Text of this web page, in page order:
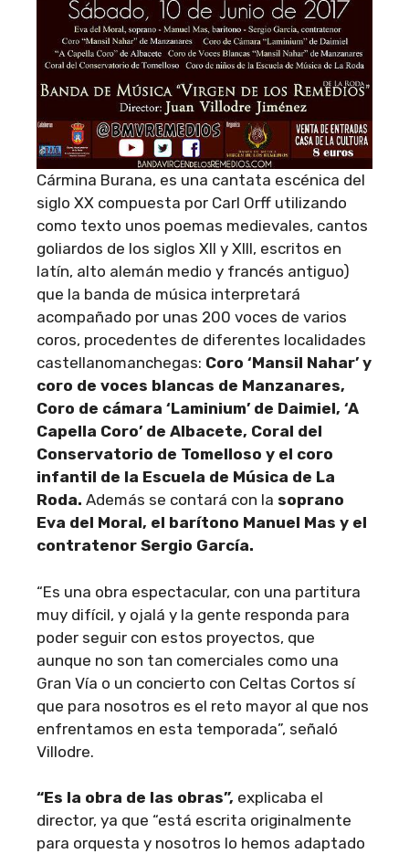
Cármina Burana, es una cantata escénica del
siglo XX compuesta por Carl Orff utilizando
como texto unos poemas medievales, cantos
goliardos de los siglos XII y XIII, escritos en
latín, alto alemán medio y francés antiguo)
que la banda de música interpretará
acompañado por unas 200 voces de varios
coros, procedentes de diferentes localidades
castellanomanchegas: Coro ‘Mansil Nahar’ y
coro de voces blancas de Manzanares,
Coro de cámara ‘Laminium’ de Daimiel, ‘A
Capella Coro’ de Albacete, Coral del
Conservatorio de Tomelloso y el coro
infantil de la Escuela de Música de La
Roda. Además se contará con la soprano
Eva del Moral, el barítono Manuel Mas y el
contratenor Sergio García.
“Es una obra espectacular, con una partitura
muy difícil, y ojalá y la gente responda para
poder seguir con estos proyectos, que
aunque no son tan comerciales como una
Gran Vía o un concierto con Celtas Cortos sí
que para nosotros es el reto mayor al que nos
enfrentamos en esta temporada”, señaló
Villodre.
“Es la obra de las obras”, explicaba el
director, ya que “está escrita originalmente
para orquesta y nosotros lo hemos adaptado